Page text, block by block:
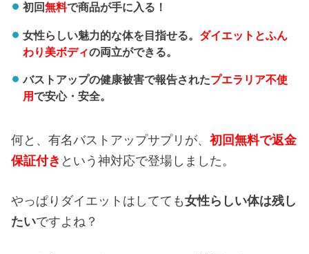
初回無料で商品が手に入る！
女性らしい魅力的な体を目指せる。 ダイエットとふん
わり美ボディの両立ができる。
バストアップの健康被害で報告されたプエラリア不使
用で安心・安全。
何と、有名バストアップサプリが、初回無料で返金
保証付き という神対応で登場しました。
やっぱりダイエットはしてても女性らしい体は残し
たいですよね？